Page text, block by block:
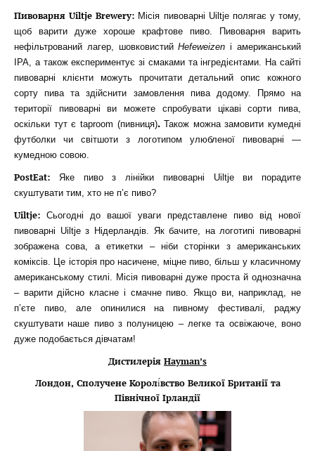
Пивоварня Uiltje Brewery: Місія пивоварні Uiltje полягає у тому,
щоб варити дуже хороше крафтове пиво. Пивоварня варить
нефільтрований лагер, шовковистийHefeweizen і американський
IPA, а також експериментує зі смаками та інгредієнтами. На сайті
пивоварні клієнти можуть прочитати детальний опис кожного
сорту пива та здійснити замовлення пива додому. Прямо на
території пивоварні ви можете спробувати цікаві сорти пива,
оскільки тут є taproom (пивниця).Також можна замовити кумедні
футболки чи світшоти з логотипом улюбленої пивоварні —
кумедною совою.
PostEat: Яке пиво з лінійки пивоварні Uiltje ви порадите
скуштувати тим, хто не п’є пиво?
Uiltje: Сьогодні до вашої уваги представлене пиво від нової
пивоварні Uiltje з Нідерландів. Як бачите, на логотипі пивоварні
зображена сова, а етикетки – ніби сторінки з американських
коміксів. Це історія про насичене, міцне пиво, більш у класичному
американському стилі. Місія пивоварні дуже проста й однозначна
– варити дійсно класне і смачне пиво. Якщо ви, наприклад, не
п’єте пиво, але опинилися на пивному фестивалі, раджу
скуштувати наше пиво з полуницею – легке та освіжаюче, воно
дуже подобається дівчатам!
Дистилерія Hayman’s
Лондон, Сполучене Королі́вство Великої Британії та
Північної Ірландії